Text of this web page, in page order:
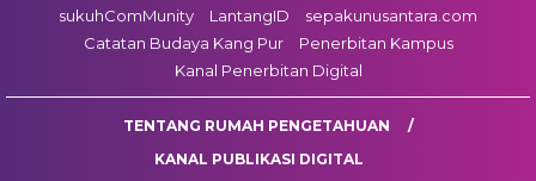
sukuhComMunity
LantangID
sepakunusantara.com
Catatan Budaya Kang Pur
Penerbitan Kampus
Kanal Penerbitan Digital
TENTANG RUMAH PENGETAHUAN
KANAL PUBLIKASI DIGITAL